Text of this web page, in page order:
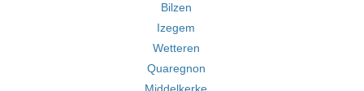
Bilzen
Izegem
Wetteren
Quaregnon